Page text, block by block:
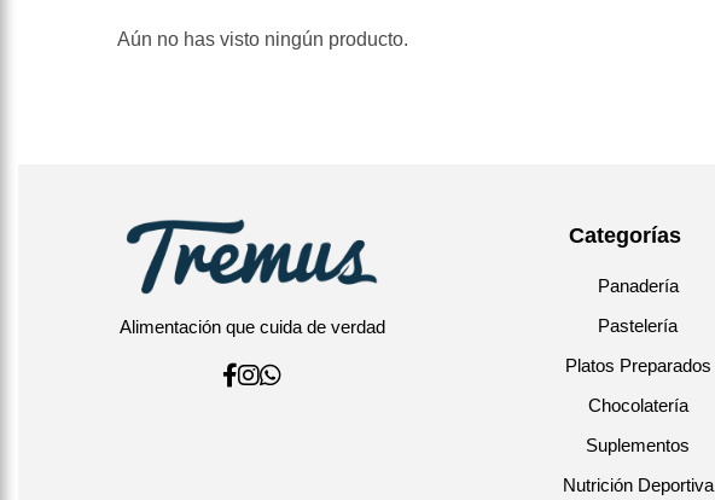
Aún no has visto ningún producto.
Alimentación que cuida de verdad
Categorías
Panadería
Pastelería
Platos Preparados
Chocolatería
Suplementos
Nutrición Deportiva